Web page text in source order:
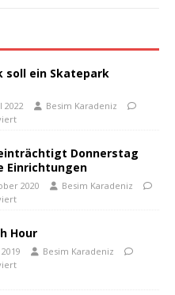
soll ein Skatepark
2022
Besim Karadeniz
Donnerstag
Einrichtungen
2020
Besim Karadeniz
Hour
Besim Karadeniz